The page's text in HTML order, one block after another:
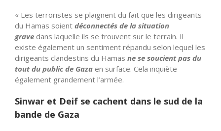
« Les terroristes se plaignent du fait que les dirigeants
du Hamas soient déconnectés de la situation
grave dans laquelle ils se trouvent sur le terrain. Il
existe également un sentiment répandu selon lequel les
dirigeants clandestins du Hamas ne se soucient pas du
tout du public de Gaza en surface. Cela inquiète
également grandement l’armée.
Sinwar et Deif se cachent dans le sud de la
bande de Gaza